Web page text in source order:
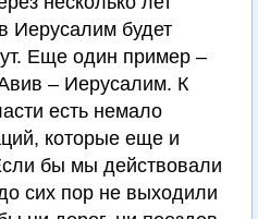
Иерусалим будет
Еще один пример –
– Иерусалим. К
есть немало
которые еще и
бы мы действовали
сих пор не выходили